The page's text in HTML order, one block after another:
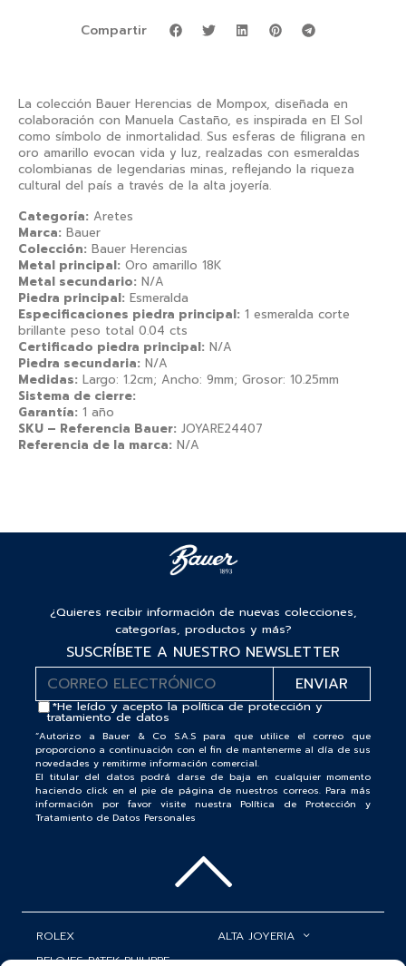
Compartir
La colección Bauer Herencias de Mompox, diseñada en
colaboración con Manuela Castaño, es inspirada en El Sol
como símbolo de inmortalidad. Sus esferas de filigrana en
oro amarillo evocan vida y luz, realzadas con esmeraldas
colombianas de legendarias minas, reflejando la riqueza
cultural del país a través de la alta joyería.
Categoría: Aretes
Marca: Bauer
Colección: Bauer Herencias
Metal principal: Oro amarillo 18K
Metal secundario: N/A
Piedra principal: Esmeralda
Especificaciones piedra principal: 1 esmeralda corte
brillante peso total 0.04 cts
Certificado piedra principal: N/A
Piedra secundaria: N/A
Medidas: Largo: 1.2cm; Ancho: 9mm; Grosor: 10.25mm
Sistema de cierre:
Garantía: 1 año
SKU – Referencia Bauer: JOYARE24407
Referencia de la marca: N/A
¿Quieres recibir información de nuevas colecciones,
categorías, productos y más?
SUSCRÍBETE A NUESTRO NEWSLETTER
*He leído y acepto lapolítica de protección y
tratamiento de datos
“Autorizo a Bauer & Co S.A.S para que utilice el correo que
proporciono a continuación con el fin de mantenerme al día de sus
novedades y remitirme información comercial.
El titular del datos podrá darse de baja en cualquier momento
haciendo click en el pie de página de nuestros correos. Para más
información por favor visite nuestra Política de Protección y
Tratamiento de Datos Personales
ROLEX
RELOJES PATEK PHILIPPE
ALTA JOYERIA